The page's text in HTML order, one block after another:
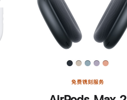
免费镌刻服务